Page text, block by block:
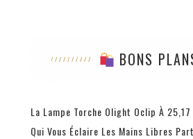
BONS
La Lampe Torche Olight Oclip À
Qui Vous Éclaire Les Mains Libres